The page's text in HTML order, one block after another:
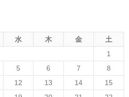
水 木 金
土
1
5 6 7
8
12 13 14
15